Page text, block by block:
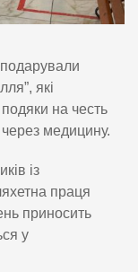
які
на честь
медицину.
із
праця
приносить
у